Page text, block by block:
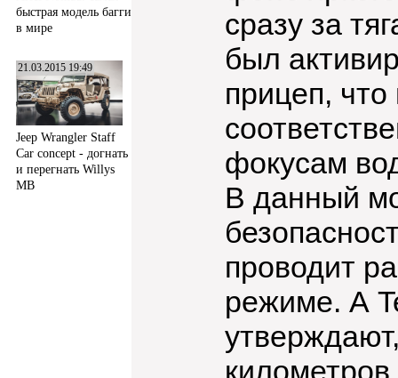
быстрая модель багги
в мире
21.03.2015 19:49
Jeep Wrangler Staff
Car concept - догнать
и перегнать Willys
MB
сразу за
был
прицеп,
фокусам
В данный
проводит
режиме. А